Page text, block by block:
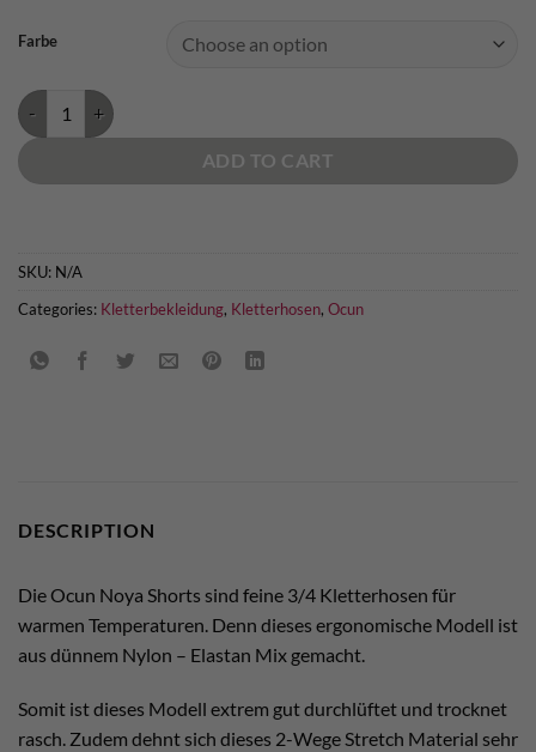
Farbe
Ocun Noya Shorts quantity
ADD TO CART
SKU: N/A
Categories: Kletterbekleidung, Kletterhosen, Ocun
DESCRIPTION
Die Ocun Noya Shorts sind feine 3/4 Kletterhosen für
warmen Temperaturen. Denn dieses ergonomische Modell ist
aus dünnem Nylon – Elastan Mix gemacht.
Somit ist dieses Modell extrem gut durchlüftet und trocknet
rasch. Zudem dehnt sich dieses 2-Wege Stretch Material sehr